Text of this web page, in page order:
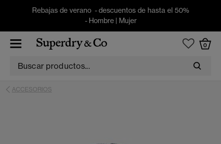
Rebajas de verano - descuentos de hasta el 50%
- Hombre| Mujer
0
ACCESORIOS